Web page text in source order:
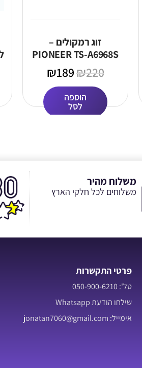
זוג רמקולים –
PIONEER TS-A6968S
₪220
₪189
הוספה
לסל
משלוח מהיר
משלוחים לכל חלקי הארץ
פרטי התקשרות
טל': 050-900-6210
שילחו הודעת Whatsapp
אימייל: jonatan7060@gmail.com